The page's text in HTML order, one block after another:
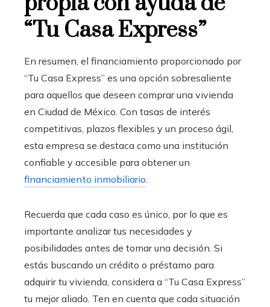
“Tu Casa Express”
En resumen, el financiamiento proporcionado por
“Tu Casa Express” es una opción sobresaliente
para aquellos que deseen comprar una vivienda
en Ciudad de México. Con tasas de interés
competitivas, plazos flexibles y un proceso ágil,
esta empresa se destaca como una institución
confiable y accesible para obtener un
financiamiento inmobiliario.
Recuerda que cada caso es único, por lo que es
importante analizar tus necesidades y
posibilidades antes de tomar una decisión. Si
estás buscando un crédito o préstamo para
adquirir tu vivienda, considera a “Tu Casa Express”
tu mejor aliado. Ten en cuenta que cada situación